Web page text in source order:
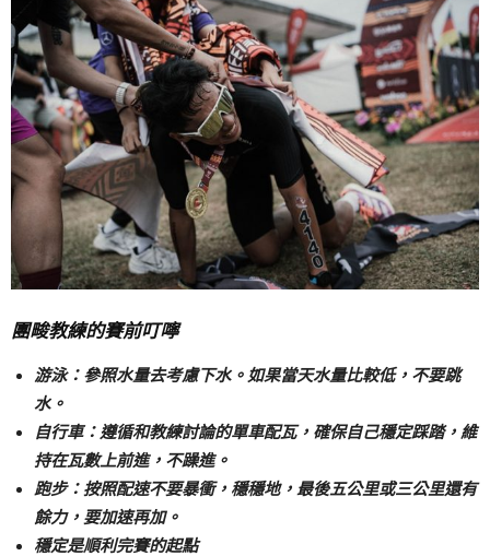
團畯教練的賽前叮嚀
游泳：參照水量去考慮下水。如果當天水量比較低，不要跳
水。
自行車：遵循和教練討論的單車配瓦，確保自己穩定踩踏，維
持在瓦數上前進，不躁進。
跑步：按照配速不要暴衝，穩穩地，最後五公里或三公里還有
餘力，要加速再加。
穩定是順利完賽的起點